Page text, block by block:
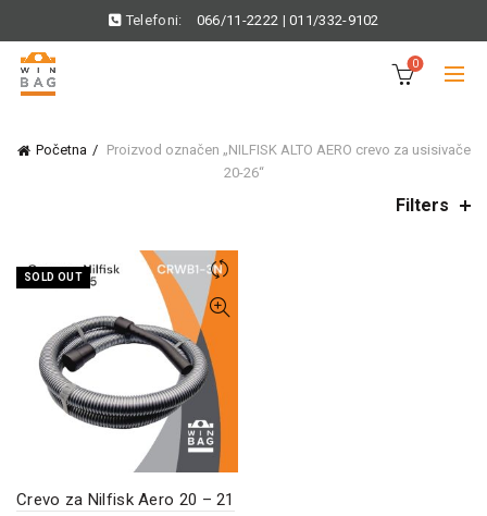
Telefoni: 066/11-2222 |011/332-9102
0
Početna
Proizvod označen „NILFISK ALTO AERO crevo za usisivače
20-26“
Filters
SOLD OUT
Crevo za Nilfisk Aero 20 – 21